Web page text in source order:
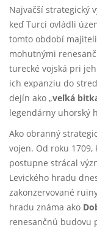
Najväčší strategický
keď Turci ovládli
tomto období
mohutnými
turecké vojská pri
ich expanziu do
dejín ako „veľká
legendárny uhorský
Ako obranný
vojen. Od roku
postupne strácal
Levického hradu
zakonzervované
hradu známa ako
renesančnú budovu